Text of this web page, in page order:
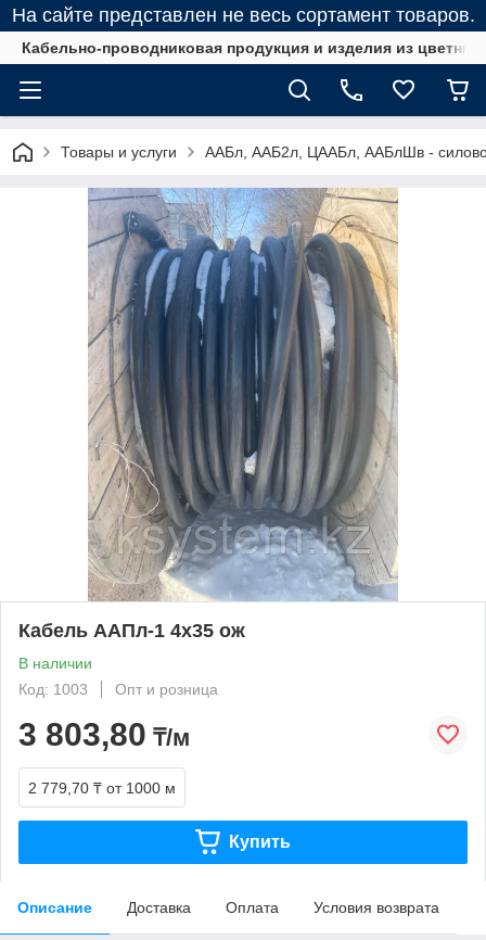
На сайте представлен не весь сортамент товаров.
Кабельно-проводниковая продукция и изделия из
Товары и услуги ААБл, ААБ2л, ЦААБл, ААБлШв -
Кабель ААПл-1 4х35 ож
В наличии
Код: 1003
Опт и розница
3 803,80 ₸/м
2 779,70 ₸ от 1000 м
Купить
Описание Доставка Оплата Условия возврата